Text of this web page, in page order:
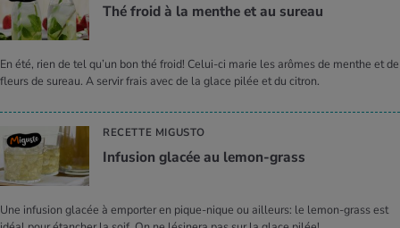
Thé froid à la menthe et au sureau
En été, rien de tel qu’un bon thé froid! Celui-ci marie les arômes de menthe et de
fleurs de sureau. A servir frais avec de la glace pilée et du citron.
RECETTE MIGUSTO
Infu­sion gla­cée au lemon-grass
Une infusion glacée à emporter en pique-nique ou ailleurs: le lemon-grass est